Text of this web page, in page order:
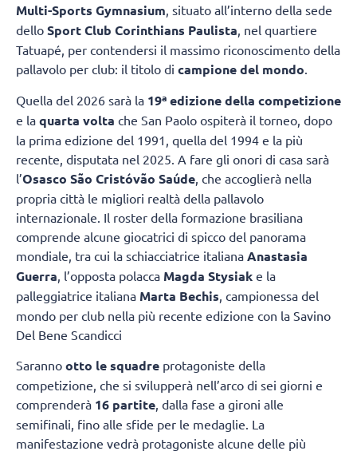
Multi-Sports Gymnasium , situato all’interno della sede
dello Sport Club Corinthians Paulista , nel quartiere
Tatuapé, per contendersi il massimo riconoscimento della
pallavolo per club: il titolo di campione del mondo
Quella del 2026 sarà la 19ª edizione della competizione
e la quarta volta che San Paolo ospiterà il torneo, dopo
la prima edizione del 1991, quella del 1994 e la più
recente, disputata nel 2025. A fare gli onori di casa sarà
l’Osasco São Cristóvão Saúde , che accoglierà nella
propria città le migliori realtà della pallavolo
internazionale. Il roster della formazione brasiliana
comprende alcune giocatrici di spicco del panorama
mondiale, tra cui la schiacciatrice italiana Anastasia
Guerra , l’opposta polacca Magda Stysiak e la
palleggiatrice italiana Marta Bechis , campionessa del
mondo per club nella più recente edizione con la Savino
Del Bene Scandicci
Saranno otto le squadre protagoniste della
competizione, che si svilupperà nell’arco di sei giorni e
comprenderà 16 partite, dalla fase a gironi alle
semifinali, fino alle sfide per le medaglie. La
manifestazione vedrà protagoniste alcune delle più